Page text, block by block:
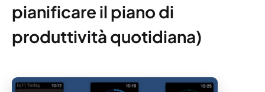
pianificare il piano di
produttività quotidiana)